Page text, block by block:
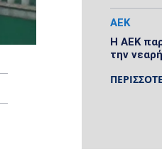
ΑΕΚ
Η ΑΕΚ
την